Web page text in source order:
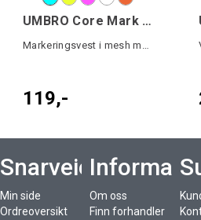
UMBRO Core Mark Vest
Markeringsvest i mesh med logo
119,-
Snarveier
Min side
Ordreoversikt
Om oss
Finn forhandler